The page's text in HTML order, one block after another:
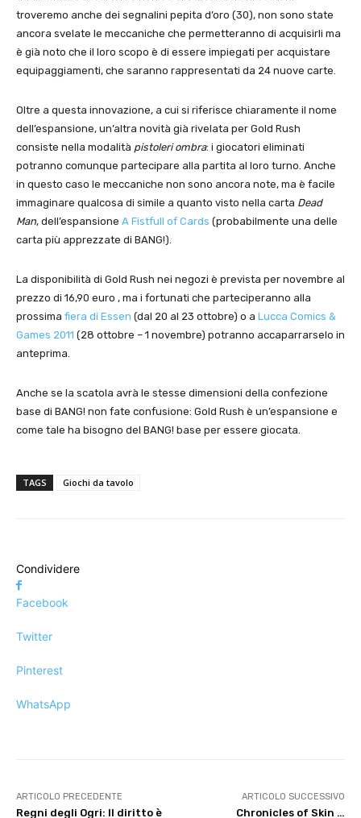
troveremo anche dei segnalini pepita d’oro (30), non sono state
ancora svelate le meccaniche che permetteranno di acquisirli ma
è già noto che il loro scopo è di essere impiegati per acquistare
equipaggiamenti, che saranno rappresentati da 24 nuove carte.
Oltre a questa innovazione, a cui si riferisce chiaramente il nome
dell’espansione, un’altra novità già rivelata per Gold Rush
consiste nella modalità pistoleri ombra: i giocatori eliminati
potranno comunque partecipare alla partita al loro turno. Anche
in questo caso le meccaniche non sono ancora note, ma è facile
immaginare qualcosa di simile a quanto visto nella carta Dead
Man, dell’espansione A Fistfull of Cards (probabilmente una delle
carta più apprezzate di BANG!).
La disponibilità di Gold Rush nei negozi è prevista per novembre al
prezzo di 16,90 euro , ma i fortunati che parteciperanno alla
prossima fiera di Essen (dal 20 al 23 ottobre) o a Lucca Comics &
Games 2011 (28 ottobre – 1 novembre) potranno accaparrarselo in
anteprima.
Anche se la scatola avrà le stesse dimensioni della confezione
base di BANG! non fate confusione: Gold Rush è un’espansione e
come tale ha bisogno del BANG! base per essere giocata.
TAGS Giochi da tavolo
Condividere
Facebook
Twitter
Pinterest
WhatsApp
ARTICOLO PRECEDENTE
Regni degli Ogri: Il diritto è
ARTICOLO SUCCESSIVO
Chronicles of Skin …